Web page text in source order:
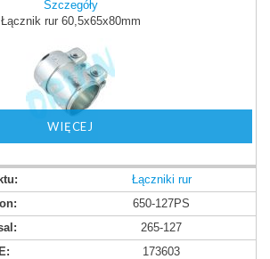
Szczegóły
Łącznik rur 60,5x65x80mm
WIĘCEJ
Łączniki rur
650-127PS
265-127
173603